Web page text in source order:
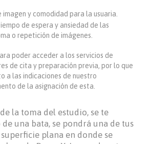
y comodidad para la usuaria.
de espera y ansiedad de las
o repetición de imágenes.
poder acceder a los servicios de
de cita y preparación previa, por lo que
a las indicaciones de nuestro
de la asignación de esta.
la toma del estudio, se te
una bata, se pondrá una de tus
plana en donde se